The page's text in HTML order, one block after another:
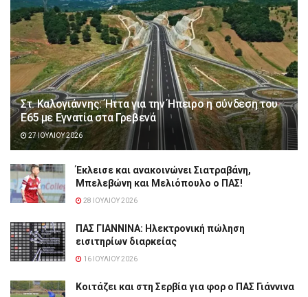
Στ. Καλογιάννης: Ήττα για την Ήπειρο η σύνδεση του
Ε65 με Εγνατία στα Γρεβενά
27 ΙΟΥΛΊΟΥ 2026
Έκλεισε και ανακοινώνει Σιατραβάνη,
Μπελεβώνη και Μελιόπουλο ο ΠΑΣ!
28 ΙΟΥΛΊΟΥ 2026
ΠΑΣ ΓΙΑΝΝΙΝΑ: Hλεκτρονική πώληση
εισιτηρίων διαρκείας
16 ΙΟΥΛΊΟΥ 2026
Κοιτάζει και στη Σερβία για φορ ο ΠΑΣ Γιάννινα